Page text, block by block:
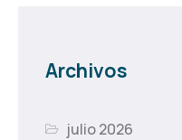
Archivos
julio 2026